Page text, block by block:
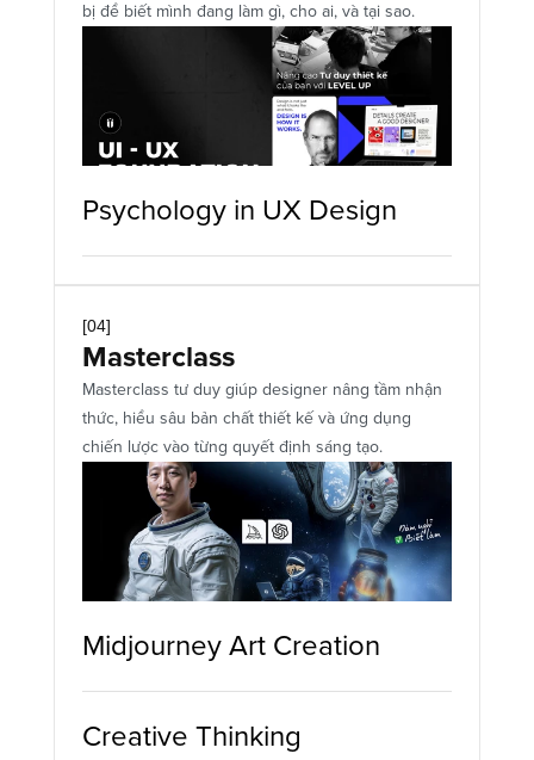
bị để biết mình đang làm gì, cho ai, và tại sao.
Psychology in UX Design
[04]
Masterclass
Masterclass tư duy giúp designer nâng tầm nhận
thức, hiểu sâu bản chất thiết kế và ứng dụng
chiến lược vào từng quyết định sáng tạo.
Midjourney Art Creation
Creative Thinking